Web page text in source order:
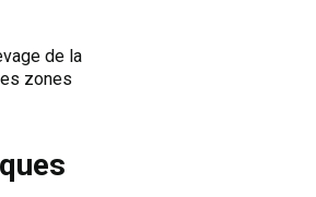
de la
zones